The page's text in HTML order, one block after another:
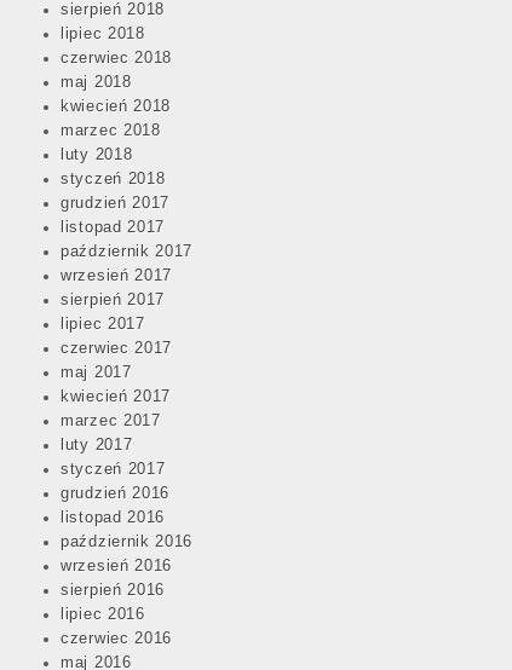
sierpień 2018
lipiec 2018
czerwiec 2018
maj 2018
kwiecień 2018
marzec 2018
luty 2018
styczeń 2018
grudzień 2017
listopad 2017
październik 2017
wrzesień 2017
sierpień 2017
lipiec 2017
czerwiec 2017
maj 2017
kwiecień 2017
marzec 2017
luty 2017
styczeń 2017
grudzień 2016
listopad 2016
październik 2016
wrzesień 2016
sierpień 2016
lipiec 2016
czerwiec 2016
maj 2016